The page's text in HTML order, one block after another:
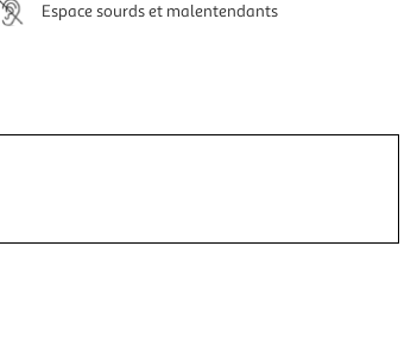
Espace sourds et malentendants